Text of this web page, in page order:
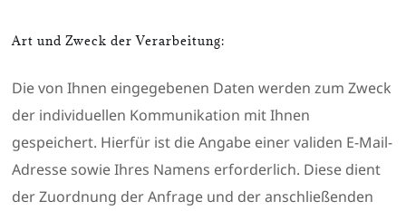
Art und Zweck der Verarbeitung:
Die von Ihnen eingegebenen Daten werden zum Zweck
der individuellen Kommunikation mit Ihnen
gespeichert. Hierfür ist die Angabe einer validen E-Mail-
Adresse sowie Ihres Namens erforderlich. Diese dient
der Zuordnung der Anfrage und der anschließenden